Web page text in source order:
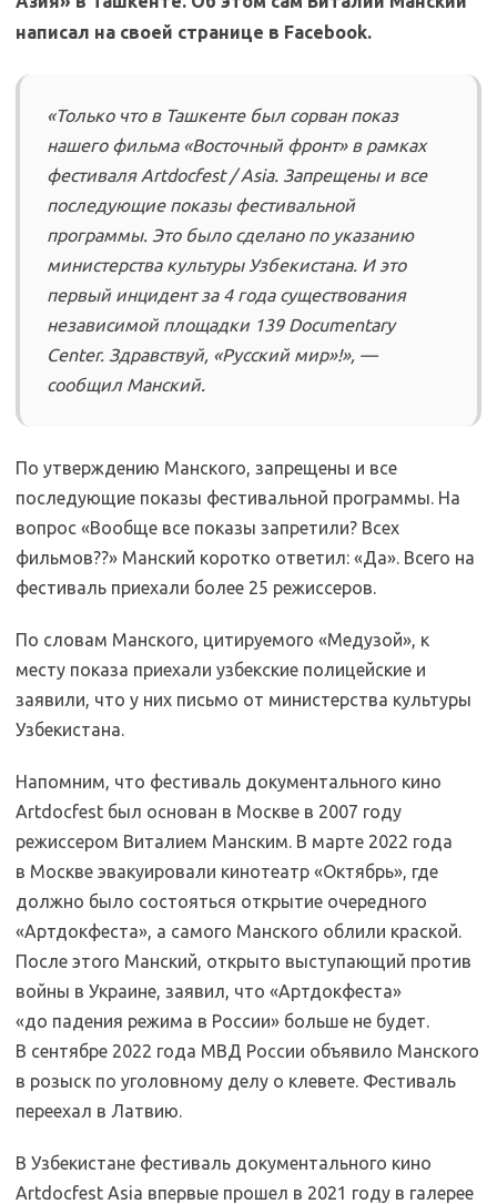
написал на своей странице в Facebook.
«Только что в Ташкенте был сорван показ
нашего фильма «Восточный фронт» в рамках
фестиваля Artdocfest / Asia. Запрещены и все
последующие показы фестивальной
программы. Это было сделано по указанию
министерства культуры Узбекистана. И это
первый инцидент за 4 года существования
независимой площадки 139 Documentary
Center. Здравствуй, «Русский мир»!», —
сообщил Манский.
По утверждению Манского, запрещены и все
последующие показы фестивальной программы. На
вопрос «Вообще все показы запретили? Всех
фильмов??» Манский коротко ответил: «Да». Всего на
фестиваль приехали более 25 режиссеров.
По словам Манского, цитируемого «Медузой», к
месту показа приехали узбекские полицейские и
заявили, что у них письмо от министерства культуры
Узбекистана.
Напомним, что фестиваль документального кино
Artdocfest был основан в Москве в 2007 году
режиссером Виталием Манским. В марте 2022 года
в Москве эвакуировали кинотеатр «Октябрь», где
должно было состояться открытие очередного
«Артдокфеста», а самого Манского облили краской.
После этого Манский, открыто выступающий против
войны в Украине, заявил, что «Артдокфеста»
«до падения режима в России» больше не будет.
В сентябре 2022 года МВД России объявило Манского
в розыск по уголовному делу о клевете. Фестиваль
переехал в Латвию.
В Узбекистане фестиваль документального кино
Artdocfest Asia впервые прошел в 2021 году в галерее